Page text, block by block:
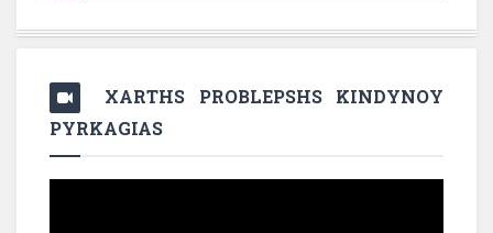
XARTHS PROBLEPSHS KINDYNOY
PYRKAGIAS